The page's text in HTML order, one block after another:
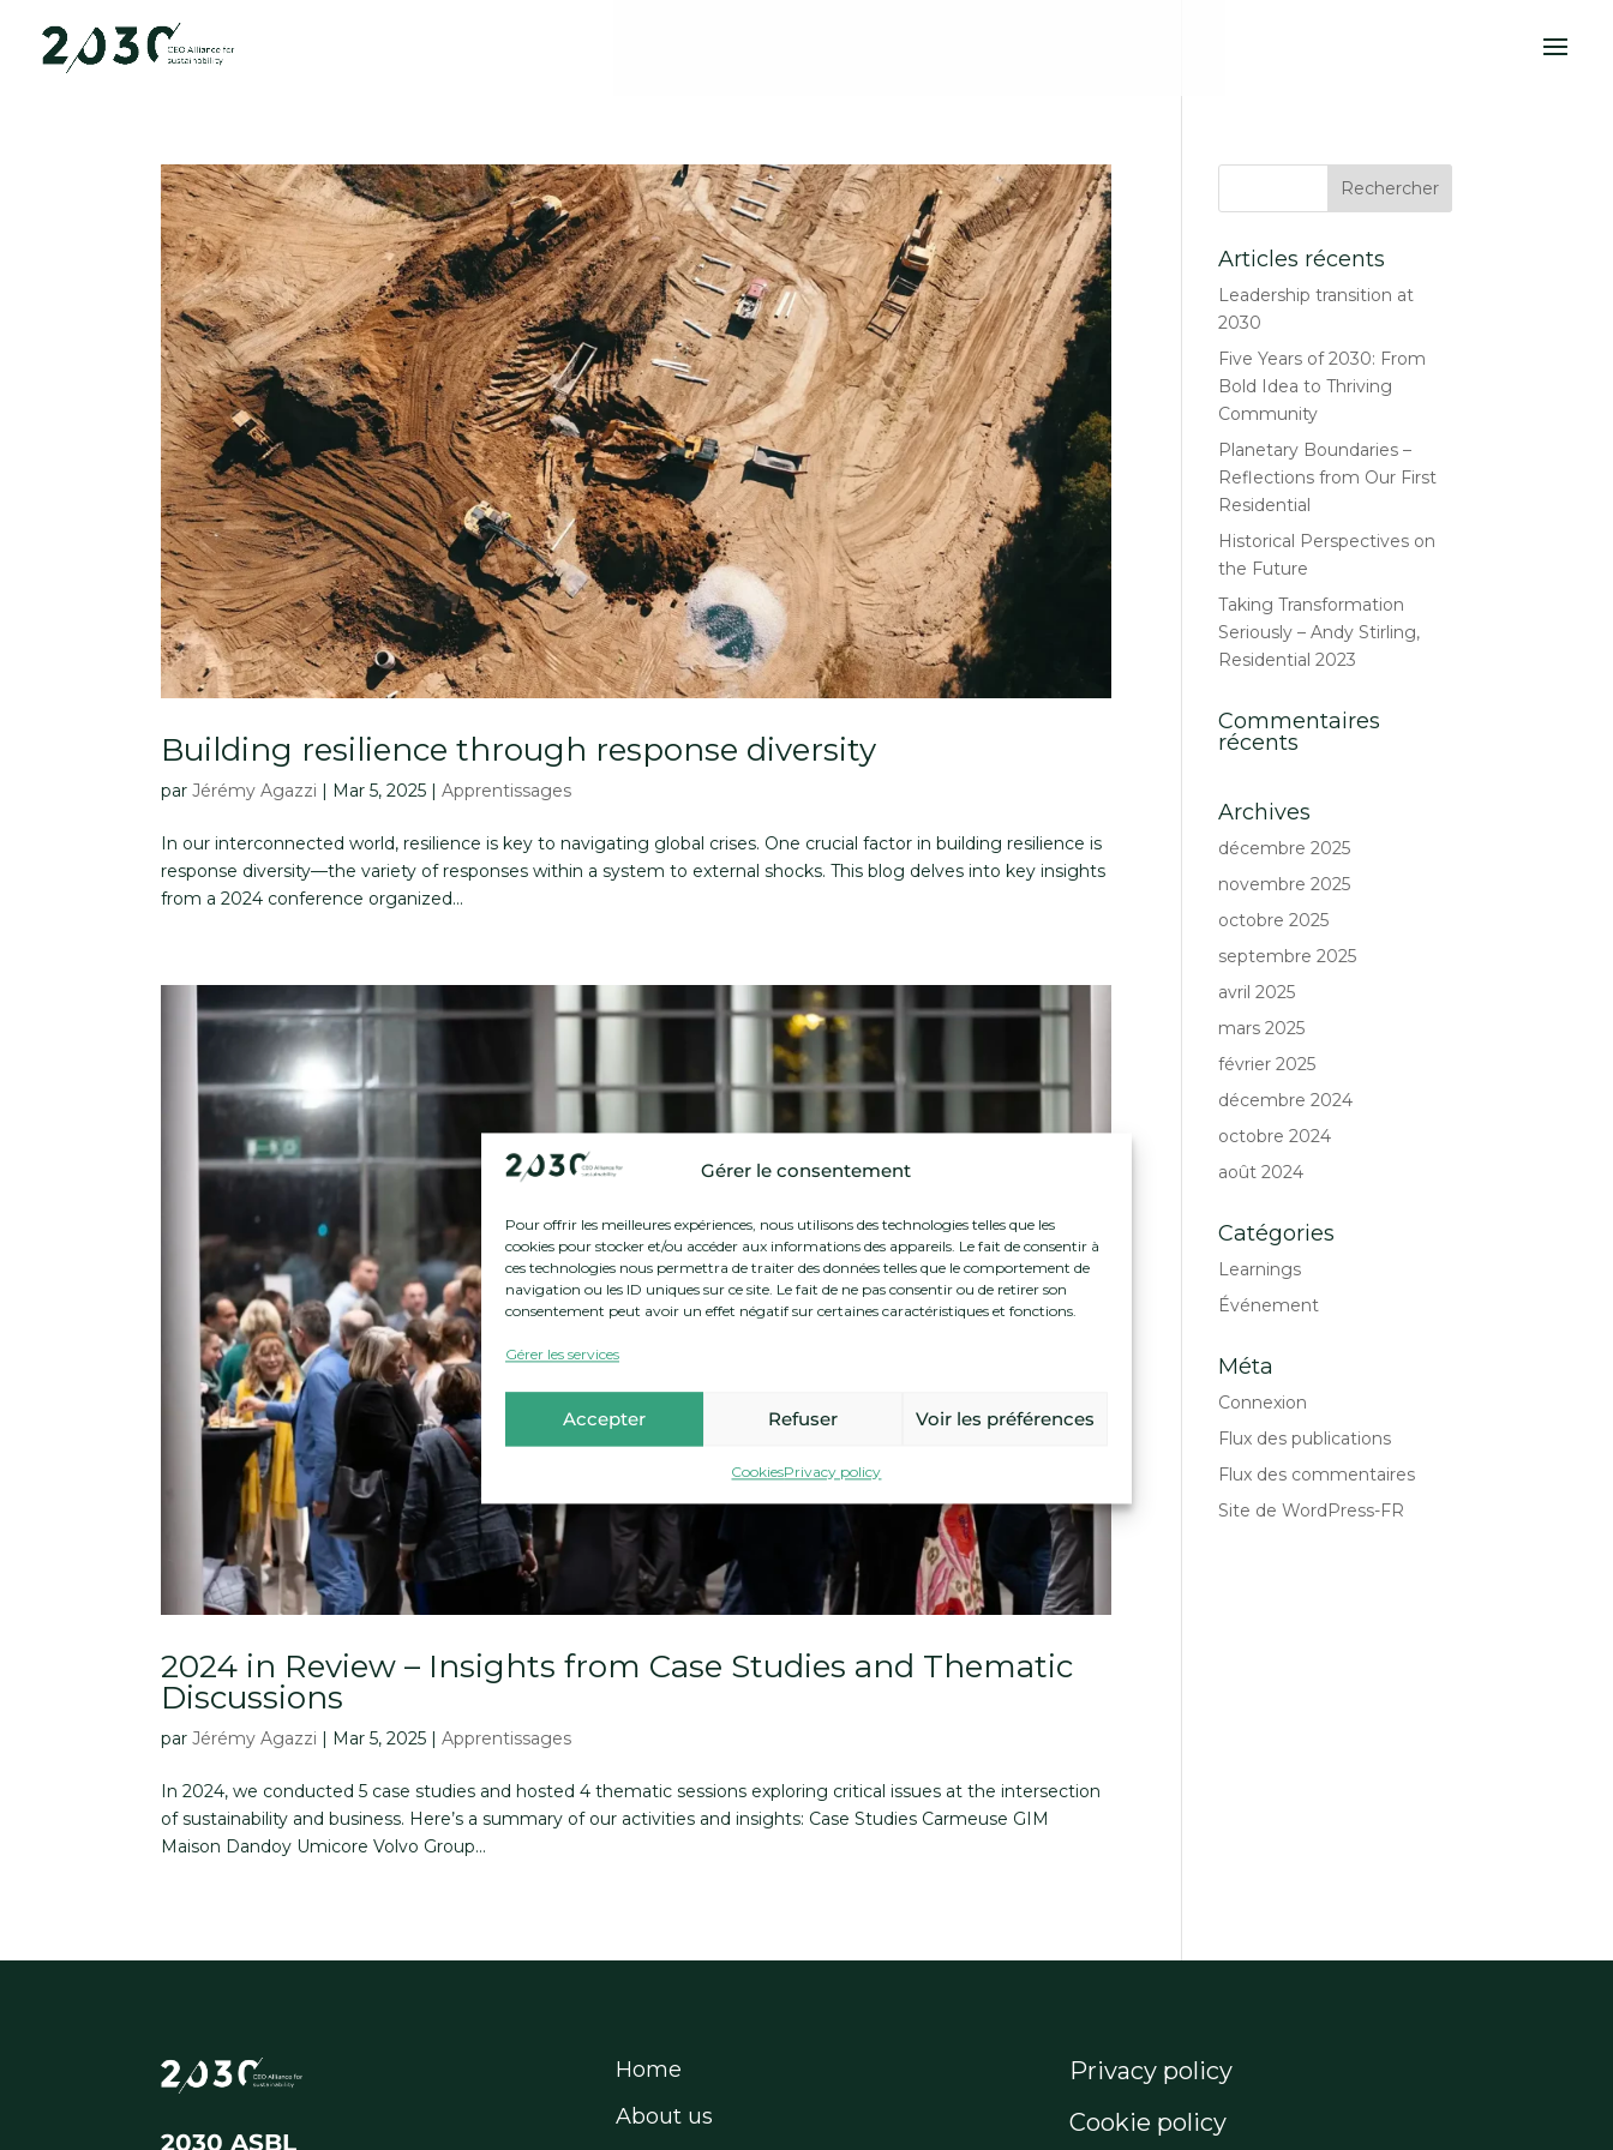
Gérer le consentement
Pour offrir les meilleures expériences, nous utilisons des technologies telles que les
cookies pour stocker et/ou accéder aux informations des appareils. Le fait de consentir à
ces technologies nous permettra de traiter des données telles que le comportement de
navigation ou les ID uniques sur ce site. Le fait de ne pas consentir ou de retirer son
consentement peut avoir un effet négatif sur certaines caractéristiques et fonctions.
Gérer les services
Accepter Refuser Voir les préférences
CookiesPrivacy policy
Building resilience through response diversity
parJérémy Agazzi | Mar 5, 2025 |Apprentissages
In our interconnected world, resilience is key to navigating global crises. One crucial factor in building resilience is
response diversity—the variety of responses within a system to external shocks. This blog delves into key insights
from a 2024 conference organized...
2024 in Review – Insights from Case Studies and Thematic
Discussions
parJérémy Agazzi | Mar 5, 2025 |Apprentissages
In 2024, we conducted 5 case studies and hosted 4 thematic sessions exploring critical issues at the intersection
of sustainability and business. Here’s a summary of our activities and insights: Case Studies Carmeuse GIM
Maison Dandoy Umicore Volvo Group...
Articles récents
Leadership transition at
2030
Five Years of 2030: From
Bold Idea to Thriving
Community
Planetary Boundaries –
Reflections from Our First
Residential
Historical Perspectives on
the Future
Taking Transformation
Seriously – Andy Stirling,
Residential 2023
Commentaires
récents
Archives
décembre 2025
novembre 2025
octobre 2025
septembre 2025
avril 2025
mars 2025
février 2025
décembre 2024
octobre 2024
août 2024
Catégories
Learnings
Événement
Méta
Connexion
Flux des publications
Flux des commentaires
Site de WordPress-FR
2030 ASBL
Home
About us
Privacy policy
Cookie policy